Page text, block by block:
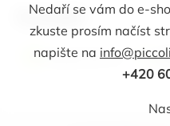
Nedaří se vám do e-
zkuste prosím načíst
napište na
+420
Kontakt
info@piccolino.cz